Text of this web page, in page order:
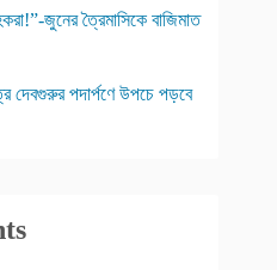
জুনের ত্রৈমাসিকে বাজিমাত
দেবগুরুর পদার্পণে উপচে পড়বে